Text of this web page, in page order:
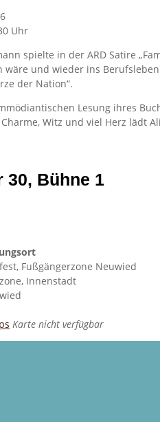
Uhr
spielte in der ARD Satire
wäre und wieder ins
der Nation“.
Lesung ihres
Witz und viel Herz lädt
30, Bühne 1
Fußgängerzone Neuwied
Innenstadt
Karte nicht verfügbar